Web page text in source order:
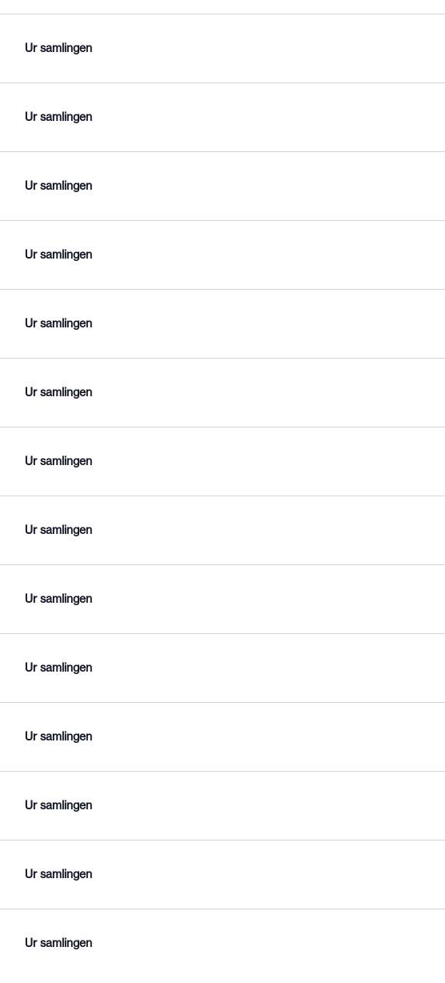
Ur samlingen
Ur samlingen
Ur samlingen
Ur samlingen
Ur samlingen
Ur samlingen
Ur samlingen
Ur samlingen
Ur samlingen
Ur samlingen
Ur samlingen
Ur samlingen
Ur samlingen
Ur samlingen